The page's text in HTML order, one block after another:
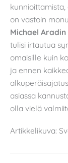
on vastoin
Michael Aradin
tulisi irtautua
omaisille kuin
ja ennen
asiassa
olla vielä
Artikkelikuva: